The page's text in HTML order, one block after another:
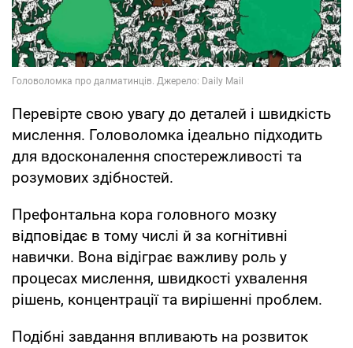
Перевірте свою увагу до деталей і швидкість
мислення. Головоломка ідеально підходить
для вдосконалення спостережливості та
розумових здібностей.
Префонтальна кора головного мозку
відповідає в тому числі й за когнітивні
навички. Вона відіграє важливу роль у
процесах мислення, швидкості ухвалення
рішень, концентрації та вирішенні проблем.
Подібні завдання впливають на розвиток